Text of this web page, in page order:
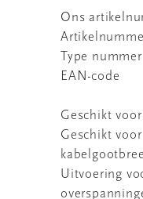
Ons
Type nummer
EAN-code
Geschikt
Geschikt voor
Uitvoering